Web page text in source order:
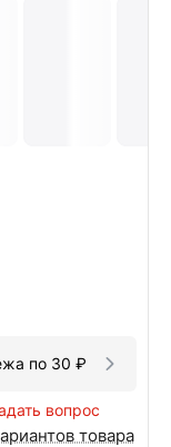
по 30 ₽
вопрос
товара